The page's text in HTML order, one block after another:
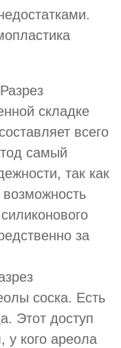
складке
всего
самый
так как
за
соска. Есть
Этот доступ
у кого ареола